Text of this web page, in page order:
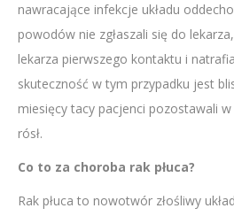
nawracające infekcje układu
powodów nie zgłaszali się do
lekarza pierwszego kontaktu i
skuteczność w tym przypadku jest
miesięcy tacy pacjenci pozostawali
rósł.
Co to za choroba rak płuca?
Rak płuca to nowotwór złośliwy